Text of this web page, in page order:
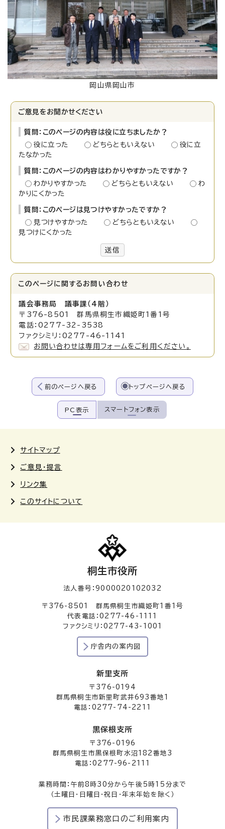
岡山県岡山市
ご意見をお聞かせください
質問：このページの内容は役に立ちましたか？
役に立った
どちらともいえない
役に立
たなかった
質問：このページの内容はわかりやすかったですか？
わかりやすかった
どちらともいえない
わ
かりにくかった
質問：このページは見つけやすかったですか？
見つけやすかった
どちらともいえない
見つけにくかった
送信
このページに関する お問い合わせ
議会事務局 議事課（4階）
〒376-8501 群馬県桐生市織姫町1番1号
電話：0277-32-3538
ファクシミリ：0277-46-1141
お問い合わせは専用フォームをご利用ください。
前のページへ戻る トップページへ戻る
PC表示 スマートフォン表示
サイトマップ
ご意見・提言
リンク集
このサイトについて
桐生市役所
法人番号：9000020102032
〒376-8501 群馬県桐生市織姫町1番1号
代表電話：0277-46-1111
ファクシミリ：0277-43-1001
庁舎内の案内図
新里支所
〒376-0194
群馬県桐生市新里町武井693番地1
電話：0277-74-2211
黒保根支所
〒376-0196
群馬県桐生市黒保根町水沼182番地3
電話：0277-96-2111
業務時間：午前8時30分から午後5時15分まで
（土曜日・日曜日・祝日・年末年始を除く）
市民課業務窓口のご利用案内